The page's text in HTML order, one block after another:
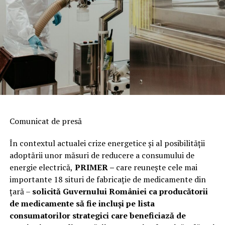
Comunicat de presă
În contextul actualei crize energetice și al posibilității
adoptării unor măsuri de reducere a consumului de
energie electrică, PRIMER – care reuneşte cele mai
importante 18 situri de fabricaţie de medicamente din
ţară – solicită Guvernului României ca producătorii
de medicamente să fie incluși pe lista
consumatorilor strategici care beneficiază de